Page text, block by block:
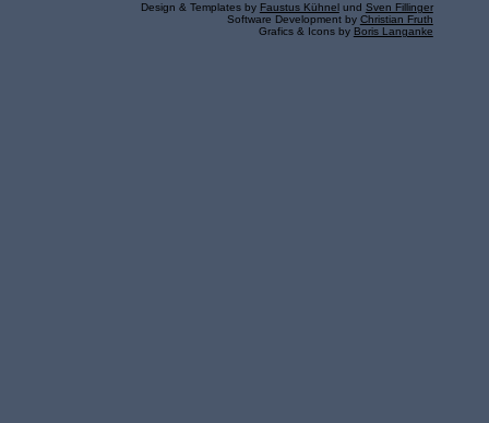
Design & Templates by Faustus Kühnel und Sven Fillinger
Software Development by Christian Fruth
Grafics & Icons by Boris Langanke